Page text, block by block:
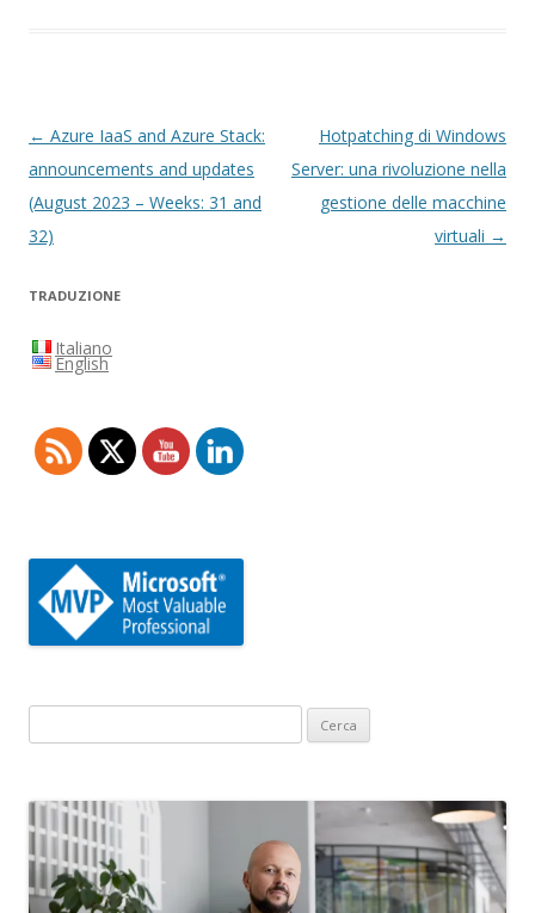
Navigazione
articolo
← Azure IaaS and Azure Stack:
announcements and updates
(August 2023 – Weeks: 31 and
32)
Hotpatching di Windows
Server: una rivoluzione nella
gestione delle macchine
virtuali →
TRADUZIONE
Italiano
English
per: